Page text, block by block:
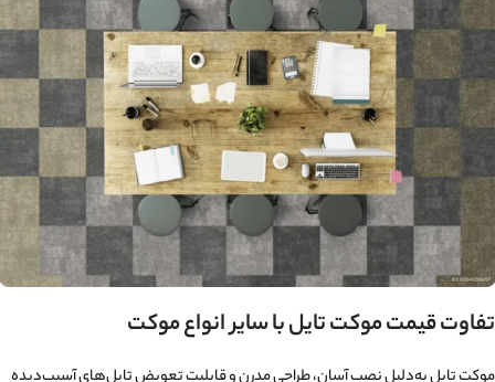
تفاوت قیمت موکت تایل با سایر انواع موکت
موکت تایل به‌دلیل نصب آسان، طراحی مدرن و قابلیت تعویض تایل‌های آسیب‌دیده